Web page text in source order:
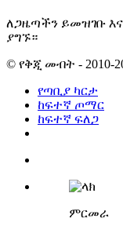
ለጋዜጣችን ይመዝገቡ
ያግኙ።
© የቅጂ መብት - 2010-
የጣቢያ ካርታ
ከፍተኛ ጦማር
ከፍተኛ ፍለጋ
ምርመራ